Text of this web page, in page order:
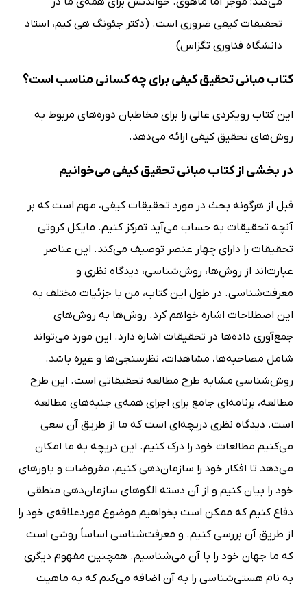
تحقیقات کیفی ضروری است. (دکتر جئونگ هی کیم، استاد
دانشگاه فناوری تگزاس)
کتاب مبانی تحقیق کیفی برای چه کسانی مناسب است؟
این کتاب رویکردی عالی را برای مخاطبان دوره‌های مربوط به
روش‌های تحقیق کیفی ارائه می‌دهد.
در بخشی از کتاب مبانی تحقیق کیفی می‌خوانیم
قبل از هرگونه بحث در مورد تحقیقات کیفی، مهم است که بر
آنچه تحقیقات به حساب می‌آید تمرکز کنیم. مایکل کروتی
تحقیقات را دارای چهار عنصر توصیف می‌کند. این عناصر
عبارت‌اند از روش‌ها، روش‌شناسی، دیدگاه نظری و
معرفت‌شناسی. در طول این کتاب، من با جزئیات مختلف به
این اصطلاحات اشاره خواهم کرد. روش‌ها به روش‌های
جمع‌آوری داده‌ها در تحقیقات اشاره دارد. این مورد می‌تواند
شامل مصاحبه‌ها، مشاهدات، نظرسنجی‌ها و غیره باشد.
روش‌شناسی مشابه طرح مطالعه تحقیقاتی است. این طرح
مطالعه، برنامه‌ای جامع برای اجرای همه‌ی جنبه‌های مطالعه
است. دیدگاه نظری دریچه‌ای است که ما از طریق آن سعی
می‌کنیم مطالعات خود را درک کنیم. این دریچه به ما امکان
می‌دهد تا افکار خود را سازمان‌دهی کنیم، مفروضات و باورهای
خود را بیان کنیم و از آن دسته الگوهای سازمان‌دهی منطقی
دفاع کنیم که ممکن است بخواهیم موضوع موردعلاقه‌ی خود را
از طریق آن بررسی کنیم. و معرفت‌شناسی اساساً روشی است
که ما جهان خود را با آن می‌شناسیم. همچنین مفهوم دیگری
به نام هستی‌شناسی را به آن اضافه می‌کنم که به ماهیت